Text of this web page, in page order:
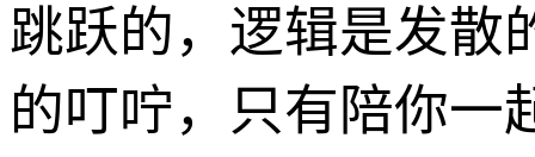
跳跃的，逻辑是发散
的叮咛，只有陪你一